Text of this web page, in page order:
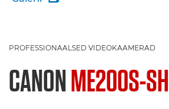
PROFESSIONAALSED VIDEOKAAMERAD
CANONME200S-SH